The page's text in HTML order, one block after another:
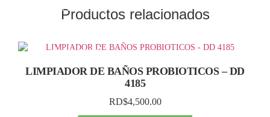
tus envases y
disfruta
descuentos!
Productos relacionados
LIMPIADOR DE BAÑOS PROBIOTICOS – DD
4185
RD$4,500.00